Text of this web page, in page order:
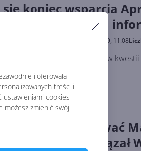
i oferowała
treści i
ustawieniami cookies,
możesz zmienić swój
się koniec wsparcia
zaczyna o tym
15.07.2019, 11:08
jest najważniejsza, również w
zainstalować
właśnie rozwiązał